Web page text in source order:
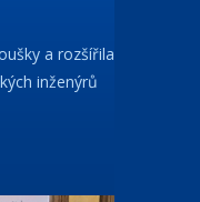
a rozšířila řady
inženýrů